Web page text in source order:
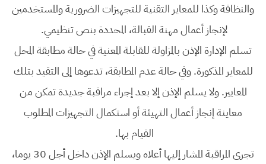
والنظافة وكذا للمعاير التقنية للتجهيزات الضرورية والمستخدمين
لإنجاز أعمال مهنة القبالة، المحددة بنص تنظيمي.
تسلم الإدارة الإذن بالمزاولة للقابلة المعنية في حالة مطابقة المحل
للمعاير المذكورة. وفي حالة عدم المطابقة، تدعوها إلى التقيد بتلك
المعايير. ولا يسلم الإذن إلا بعد إجراء مراقبة جديدة تمكن من
معاينة إنجاز أعمال التهيئة أو استكمال التجهيزات المطلوب
القيام بها.
تجرى المراقبة المشار إليها أعلاه ويسلم الإذن داخل أجل 30 يوما،